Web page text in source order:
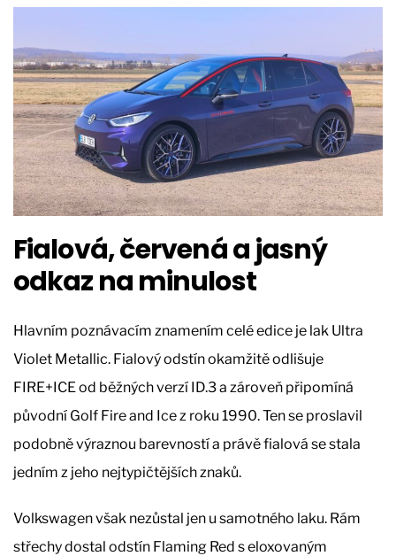
Fialová, červená a jasný
odkaz na minulost
Hlavním poznávacím znamením celé edice je lak Ultra
Violet Metallic. Fialový odstín okamžitě odlišuje
FIRE+ICE od běžných verzí ID.3 a zároveň připomíná
původní Golf Fire and Ice z roku 1990. Ten se proslavil
podobně výraznou barevností a právě fialová se stala
jedním z jeho nejtypičtějších znaků.
Volkswagen však nezůstal jen u samotného laku. Rám
střechy dostal odstín Flaming Red s eloxovaným